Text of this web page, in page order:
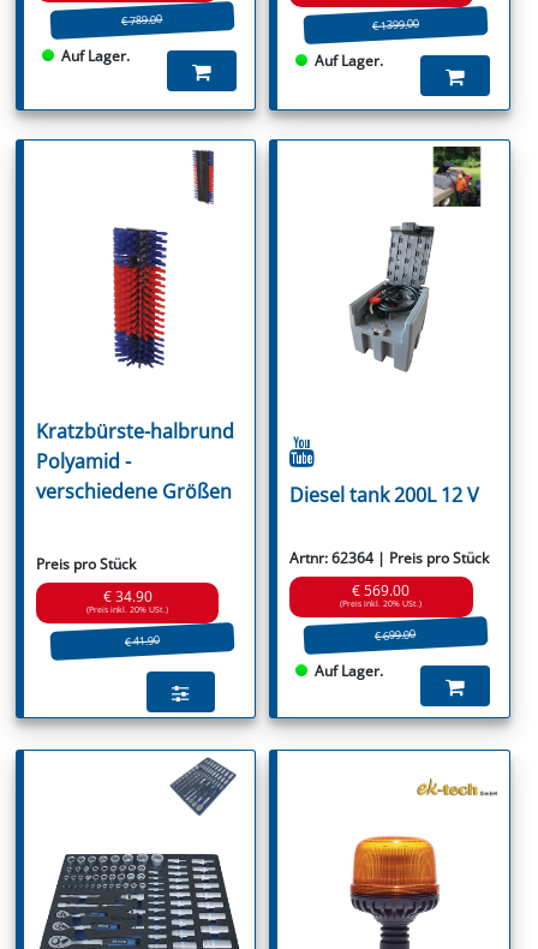
€ 789.00
Auf Lager.
€ 1399.00
Auf Lager.
Kratzbürste-halbrund
Polyamid -
verschiedene Größen
Preis pro Stück
€ 34.90
(Preis inkl. 20% USt.)
€ 41.90
Diesel tank 200L 12 V
Artnr: 62364 | Preis pro Stück
€ 569.00
(Preis inkl. 20% USt.)
€ 699.00
Auf Lager.